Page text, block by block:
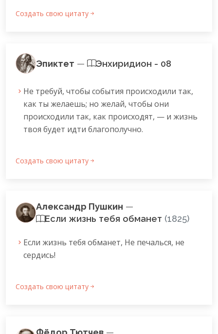
Создать свою цитату
Эпиктет — Энхиридион - 08
Не требуй, чтобы события происходили так,
как ты желаешь; но желай, чтобы они
происходили так, как происходят, — и жизнь
твоя будет идти благополучно.
Создать свою цитату
Александр Пушкин —
Если жизнь тебя обманет (1825)
Если жизнь тебя обманет, Не печалься, не
сердись!
Создать свою цитату